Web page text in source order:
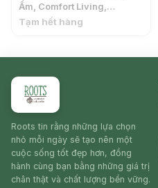
Ẩm, Comfort Living,
Moisturize Fine Mist
Tạm hết hàng
Roots tin rằng những lựa chọn
nhỏ mỗi ngày sẽ tạo nên một
cuộc sống tốt đẹp hơn, đồng
hành cùng bạn bằng những giá trị
chân thật và chất lượng bền vững.